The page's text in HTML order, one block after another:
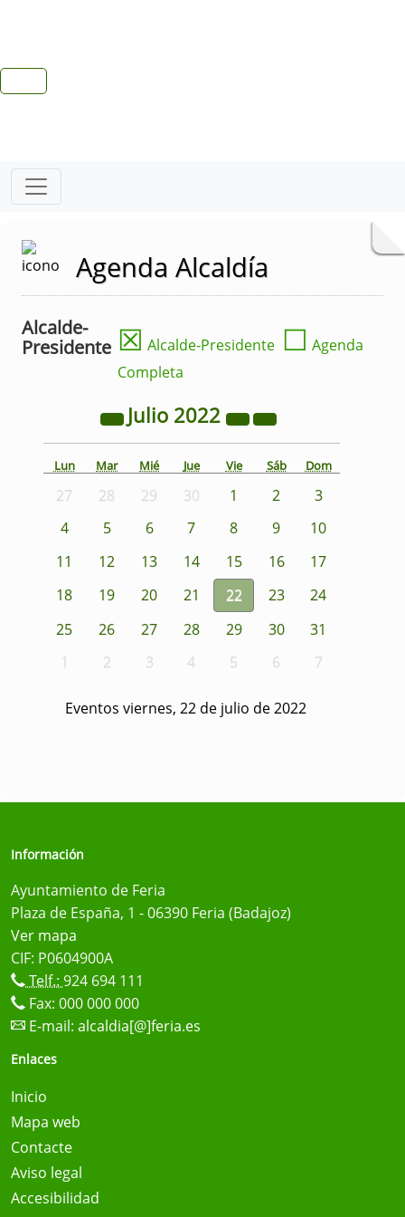
Agenda Alcaldía
Alcalde-
Presidente ☒ Alcalde-Presidente ☐ Agenda
Completa
Julio 2022
Lun Mar Mié Jue Vie Sáb Dom
27 28 29 30 1 2
3
4
5 6 7 8 9
10
11
12 13 14 15 16
17
18
19 20 21 22 23
24
25
26 27 28 29 30
31
1
2 3 4 5 6 7
Eventos viernes, 22 de julio de 2022
Información
Ayuntamiento de Feria
Plaza de España, 1 - 06390 Feria (Badajoz)
Ver mapa
CIF: P0604900A
Telf.: 924 694 111
Fax: 000 000 000
E-mail: alcaldia[@]feria.es
Enlaces
Inicio
Mapa web
Contacte
Aviso legal
Accesibilidad